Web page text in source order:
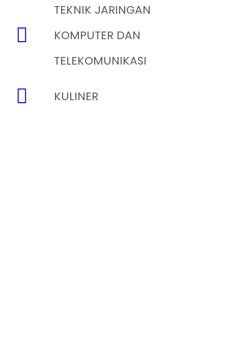
TEKNIK JARINGAN
KOMPUTER DAN
TELEKOMUNIKASI
KULINER